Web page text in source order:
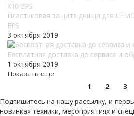
Пластиковая защита днища для
EPS
3 октября 2019
Бесплатная доставка до сервиса и
1 октября 2019
Показать еще
1
2
3
Подпишитесь на нашу рассылку, и
новинках техники, мероприятиях и